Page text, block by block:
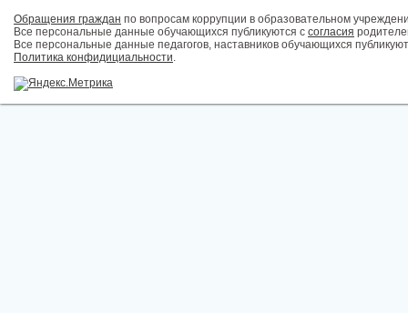
Обращения граждан по вопросам коррупции в образовательном
Все персональные данные обучающихся публикуются с согласия
Все персональные данные педагогов, наставников обучающихся
Политика конфидициальности.